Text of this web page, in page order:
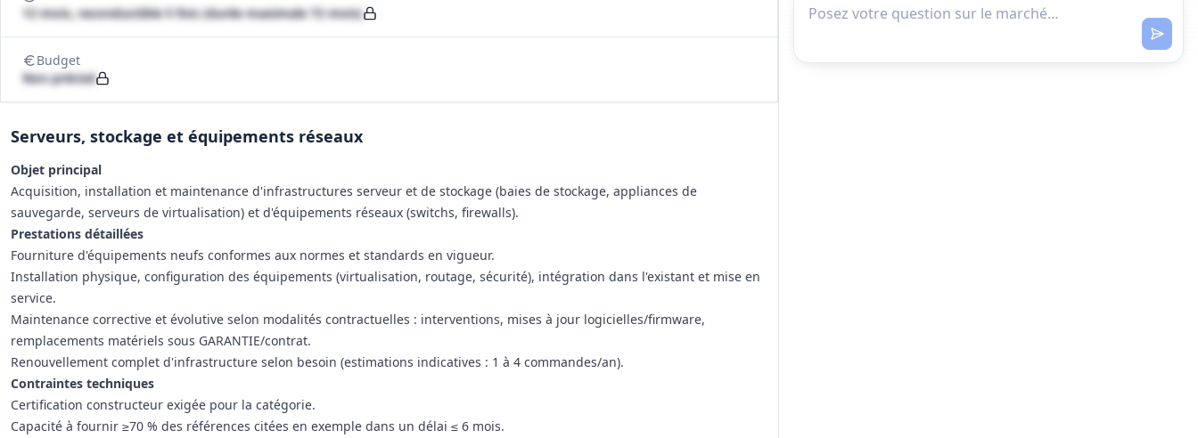
12 mois, reconductible 5 fois (durée maximale 72 mois)
Budget
Non précisé
Serveurs, stockage et équipements réseaux
Objet principal
Acquisition, installation et maintenance d'infrastructures serveur et de stockage (baies de stockage, appliances de
sauvegarde, serveurs de virtualisation) et d'équipements réseaux (switchs, firewalls).
Prestations détaillées
Fourniture d'équipements neufs conformes aux normes et standards en vigueur.
Installation physique, configuration des équipements (virtualisation, routage, sécurité), intégration dans l'existant et mise en
service.
Maintenance corrective et évolutive selon modalités contractuelles : interventions, mises à jour logicielles/firmware,
remplacements matériels sous GARANTIE/contrat.
Renouvellement complet d'infrastructure selon besoin (estimations indicatives : 1 à 4 commandes/an).
Contraintes techniques
Certification constructeur exigée pour la catégorie.
Capacité à fournir ≥70 % des références citées en exemple dans un délai ≤ 6 mois.